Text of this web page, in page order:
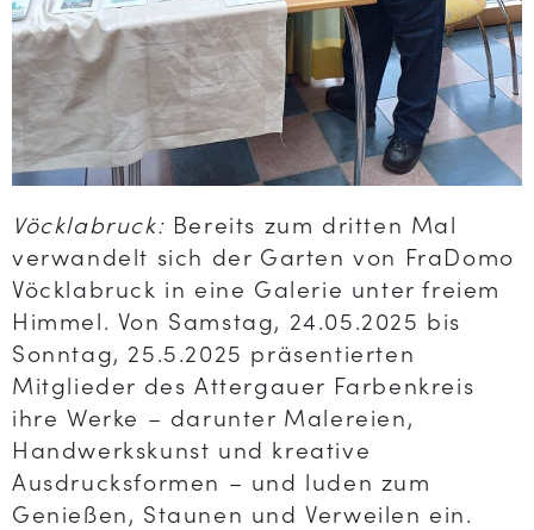
Vöcklabruck: Bereits zum dritten Mal
verwandelt sich der Garten von FraDomo
Vöcklabruck in eine Galerie unter freiem
Himmel. Von Samstag, 24.05.2025 bis
Sonntag, 25.5.2025 präsentierten
Mitglieder des Attergauer Farbenkreis
ihre Werke – darunter Malereien,
Handwerkskunst und kreative
Ausdrucksformen – und luden zum
Genießen, Staunen und Verweilen ein.